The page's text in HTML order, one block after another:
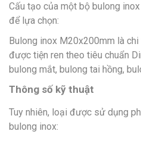
Cấu tạo của một bộ bulong
để lựa chọn:
Bulong inox M20x200mm là
được tiện ren theo tiêu chuẩn
bulong mắt, bulong tai hồng,
Thông số kỹ thuật
Tuy nhiên, loại được sử dụng
bulong inox: